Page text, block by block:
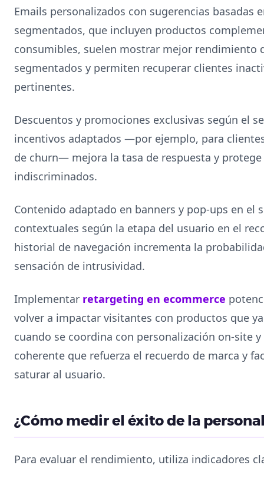
Emails personalizados con sugerencias basadas
segmentados, que incluyen productos
consumibles, suelen mostrar mejor rendimiento
segmentados y permiten recuperar clientes
pertinentes.
Descuentos y promociones exclusivas según el
incentivos adaptados —por ejemplo, para
de churn— mejora la tasa de respuesta y
indiscriminados.
Contenido adaptado en banners y pop-ups en el
contextuales según la etapa del usuario en el
historial de navegación incrementa la
sensación de intrusividad.
Implementar retargeting en ecommerce
volver a impactar visitantes con productos que
cuando se coordina con personalización on-site
coherente que refuerza el recuerdo de marca y
saturar al usuario.
¿Cómo medir el éxito de la
Para evaluar el rendimiento, utiliza indicadores